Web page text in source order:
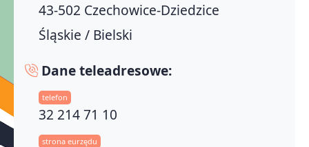
43-502 Czechowice-Dziedzice
Śląskie / Bielski
Dane teleadresowe:
telefon
32 214 71 10
strona eurzędu